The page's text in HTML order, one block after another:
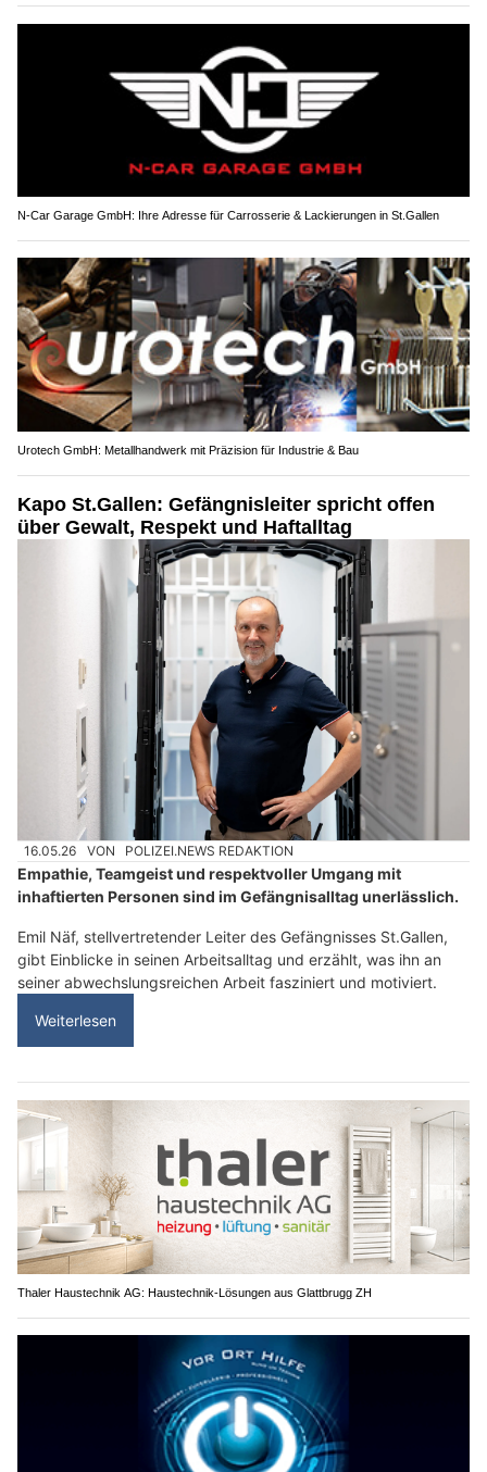
N-Car Garage GmbH: Ihre Adresse für Carrosserie & Lackierungen in St.Gallen
Urotech GmbH: Metallhandwerk mit Präzision für Industrie & Bau
Kapo St.Gallen: Gefängnisleiter spricht offen
über Gewalt, Respekt und Haftalltag
16.05.26 VON POLIZEI.NEWS REDAKTION
Empathie, Teamgeist und respektvoller Umgang mit
inhaftierten Personen sind im Gefängnisalltag unerlässlich.
Emil Näf, stellvertretender Leiter des Gefängnisses St.Gallen,
gibt Einblicke in seinen Arbeitsalltag und erzählt, was ihn an
seiner abwechslungsreichen Arbeit fasziniert und motiviert.
Weiterlesen
Thaler Haustechnik AG: Haustechnik-Lösungen aus Glattbrugg ZH